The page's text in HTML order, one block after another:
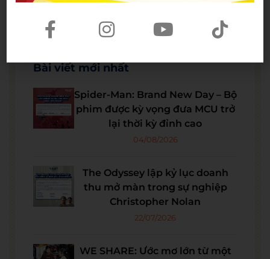
Bài viết mới nhất
Spider-Man: Brand New Day – Bộ
phim được kỳ vọng đưa MCU trở
lại thời kỳ đỉnh cao
04/08/2026
The Odyssey lập kỷ lục doanh
thu mở màn trong sự nghiệp
Christopher Nolan
22/07/2026
WE SHARE: Ước mơ lớn từ một